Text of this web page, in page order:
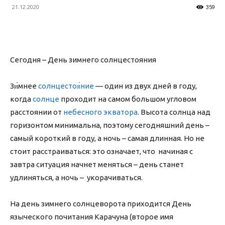
21.12.2020 359
Сегодня – День зимнего солнцестояния
Зи́мнее солнцестоя́ние — один из двух дней в году,
когдасолнце проходит на самом большом угловом
расстоянии от небесного экватора. Высота солнца над
горизонтом минимальна, поэтому сегодняшний день –
самый короткий в году, а ночь – самая длинная. Но не
стоит расстраиваться: это означает, что начиная с
завтра ситуация начнет меняться – день станет
удлиняться, а ночь – укорачиваться.
На день зимнего солнцеворота приходится День
языческого почитания Карачуна (второе имя